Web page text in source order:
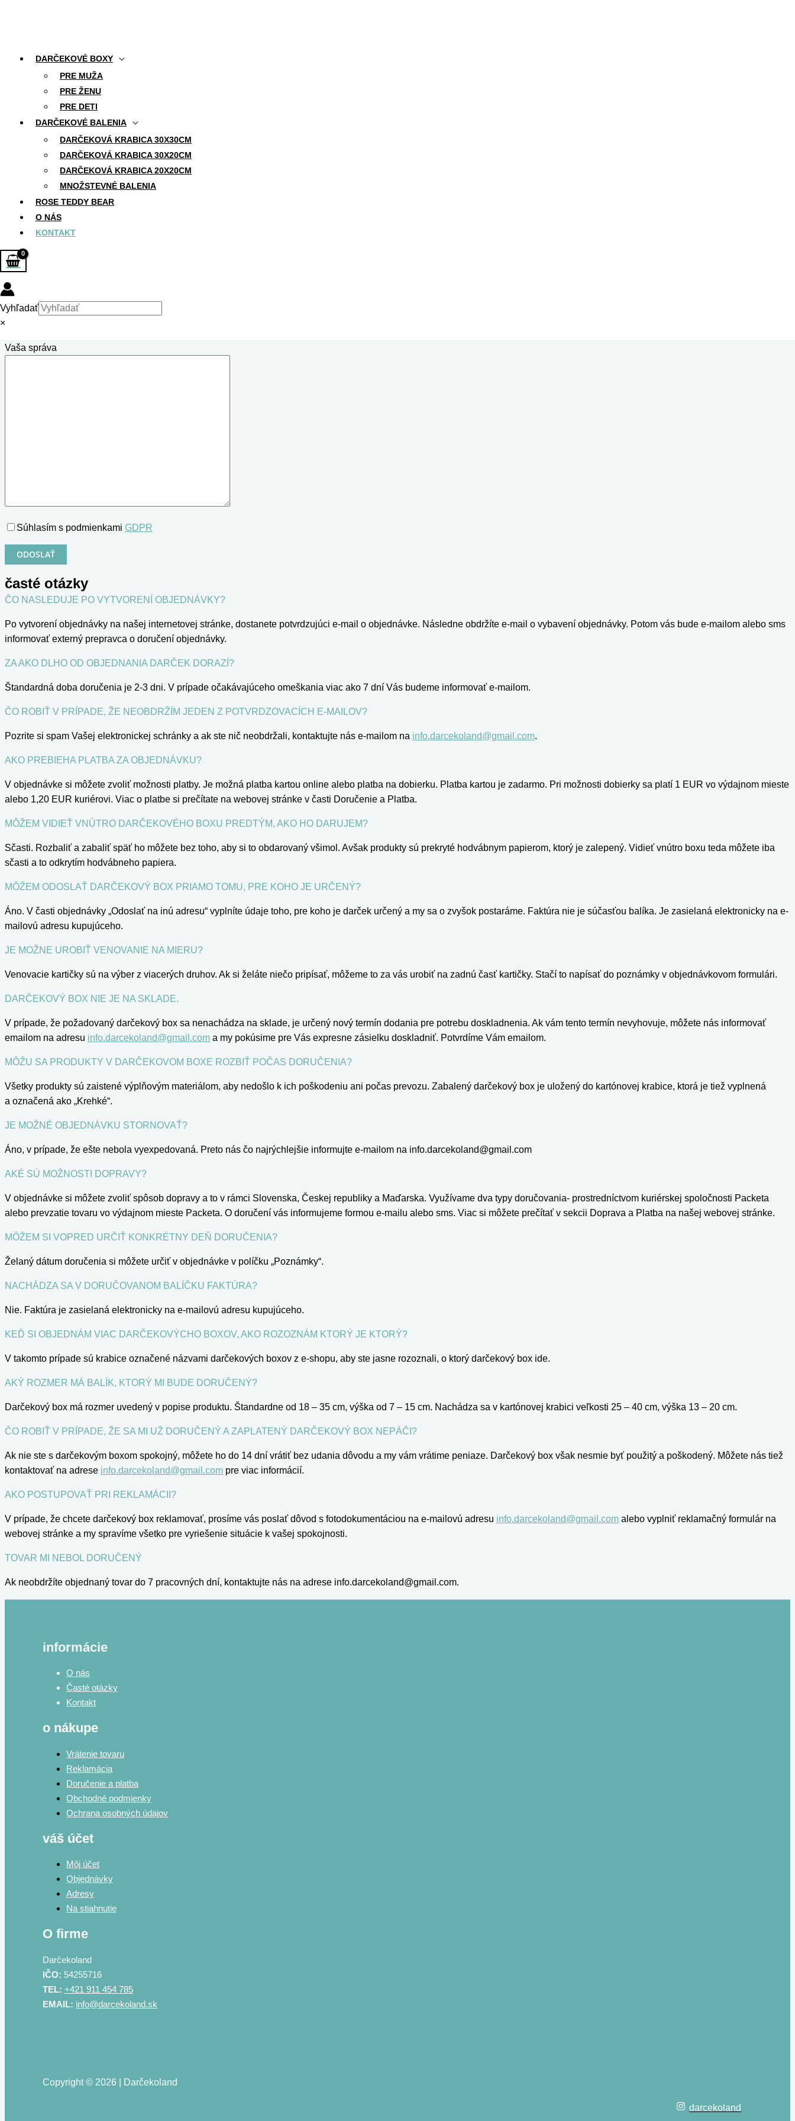
DARČEKOVÉ BOXY
PRE MUŽA
PRE ŽENU
PRE DETI
DARČEKOVÉ BALENIA
DARČEKOVÁ KRABICA 30X30CM
DARČEKOVÁ KRABICA 30X20CM
DARČEKOVÁ KRABICA 20X20CM
MNOŽSTEVNÉ BALENIA
ROSE TEDDY BEAR
O NÁS
KONTAKT
Vyhľadať
×
Kontakt
+421 911 454 785
info@darcekoland.sk
Napíšte nám
Vaše meno
Váš email
Vaša správa
Súhlasím s podmienkami GDPR
časté otázky
ČO NASLEDUJE PO VYTVORENÍ OBJEDNÁVKY?
Po vytvorení objednávky na našej internetovej stránke, dostanete potvrdzujúci e-mail o objednávke. Následne obdržíte e-mail o vybavení objednávky. Potom vás bude e-mailom alebo sms
informovať externý prepravca o doručení objednávky.
ZA AKO DLHO OD OBJEDNANIA DARČEK DORAZÍ?
Štandardná doba doručenia je 2-3 dni. V prípade očakávajúceho omeškania viac ako 7 dní Vás budeme informovať e-mailom.
ČO ROBIŤ V PRÍPADE, ŽE NEOBDRŽÍM JEDEN Z POTVRDZOVACÍCH E-MAILOV?
Pozrite si spam Vašej elektronickej schránky a ak ste nič neobdržali, kontaktujte nás e-mailom na info.darcekoland@gmail.com.
AKO PREBIEHA PLATBA ZA OBJEDNÁVKU?
V objednávke si môžete zvoliť možnosti platby. Je možná platba kartou online alebo platba na dobierku. Platba kartou je zadarmo. Pri možnosti dobierky sa platí 1 EUR vo výdajnom mieste
alebo 1,20 EUR kuriérovi. Viac o platbe si prečítate na webovej stránke v časti Doručenie a Platba.
MÔŽEM VIDIEŤ VNÚTRO DARČEKOVÉHO BOXU PREDTÝM, AKO HO DARUJEM?
Sčasti. Rozbaliť a zabaliť späť ho môžete bez toho, aby si to obdarovaný všimol. Avšak produkty sú prekryté hodvábnym papierom, ktorý je zalepený. Vidieť vnútro boxu teda môžete iba
sčasti a to odkrytím hodvábneho papiera.
MÔŽEM ODOSLAŤ DARČEKOVÝ BOX PRIAMO TOMU, PRE KOHO JE URČENÝ?
Áno. V časti objednávky „Odoslať na inú adresu“ vyplníte údaje toho, pre koho je darček určený a my sa o zvyšok postaráme. Faktúra nie je súčasťou balíka. Je zasielaná elektronicky na e-
mailovú adresu kupujúceho.
JE MOŽNE UROBIŤ VENOVANIE NA MIERU?
Venovacie kartičky sú na výber z viacerých druhov. Ak si želáte niečo pripísať, môžeme to za vás urobiť na zadnú časť kartičky. Stačí to napísať do poznámky v objednávkovom formulári.
DARČEKOVÝ BOX NIE JE NA SKLADE.
V prípade, že požadovaný darčekový box sa nenachádza na sklade, je určený nový termín dodania pre potrebu doskladnenia. Ak vám tento termín nevyhovuje, môžete nás informovať
emailom na adresu info.darcekoland@gmail.com a my pokúsime pre Vás expresne zásielku doskladniť. Potvrdíme Vám emailom.
MÔŽU SA PRODUKTY V DARČEKOVOM BOXE ROZBIŤ POČAS DORUČENIA?
Všetky produkty sú zaistené výplňovým materiálom, aby nedošlo k ich poškodeniu ani počas prevozu. Zabalený darčekový box je uložený do kartónovej krabice, ktorá je tiež vyplnená
a označená ako „Krehké“.
JE MOŽNÉ OBJEDNÁVKU STORNOVAŤ?
Áno, v prípade, že ešte nebola vyexpedovaná. Preto nás čo najrýchlejšie informujte e-mailom na info.darcekoland@gmail.com
AKÉ SÚ MOŽNOSTI DOPRAVY?
V objednávke si môžete zvoliť spôsob dopravy a to v rámci Slovenska, Českej republiky a Maďarska. Využívame dva typy doručovania- prostredníctvom kuriérskej spoločnosti Packeta
alebo prevzatie tovaru vo výdajnom mieste Packeta. O doručení vás informujeme formou e-mailu alebo sms. Viac si môžete prečítať v sekcii Doprava a Platba na našej webovej stránke.
MÔŽEM SI VOPRED URČIŤ KONKRÉTNY DEŇ DORUČENIA?
Želaný dátum doručenia si môžete určiť v objednávke v políčku „Poznámky“.
NACHÁDZA SA V DORUČOVANOM BALÍČKU FAKTÚRA?
Nie. Faktúra je zasielaná elektronicky na e-mailovú adresu kupujúceho.
KEĎ SI OBJEDNÁM VIAC DARČEKOVÝCHO BOXOV, AKO ROZOZNÁM KTORÝ JE KTORÝ?
V takomto prípade sú krabice označené názvami darčekových boxov z e-shopu, aby ste jasne rozoznali, o ktorý darčekový box ide.
AKÝ ROZMER MÁ BALÍK, KTORÝ MI BUDE DORUČENÝ?
Darčekový box má rozmer uvedený v popise produktu. Štandardne od 18 – 35 cm, výška od 7 – 15 cm. Nachádza sa v kartónovej krabici veľkosti 25 – 40 cm, výška 13 – 20 cm.
ČO ROBIŤ V PRÍPADE, ŽE SA MI UŽ DORUČENÝ A ZAPLATENÝ DARČEKOVÝ BOX NEPÁČI?
Ak nie ste s darčekovým boxom spokojný, môžete ho do 14 dní vrátiť bez udania dôvodu a my vám vrátime peniaze. Darčekový box však nesmie byť použitý a poškodený. Môžete nás tiež
kontaktovať na adrese info.darcekoland@gmail.com pre viac informácií.
AKO POSTUPOVAŤ PRI REKLAMÁCII?
V prípade, že chcete darčekový box reklamovať, prosíme vás poslať dôvod s fotodokumentáciou na e-mailovú adresu info.darcekoland@gmail.com alebo vyplniť reklamačný formulár na
webovej stránke a my spravíme všetko pre vyriešenie situácie k vašej spokojnosti.
TOVAR MI NEBOL DORUČENÝ
Ak neobdržíte objednaný tovar do 7 pracovných dní, kontaktujte nás na adrese info.darcekoland@gmail.com.
informácie
O nás
Časté otázky
Kontakt
o nákupe
Vrátenie tovaru
Reklamácia
Doručenie a platba
Obchodné podmienky
Ochrana osobných údajov
váš účet
Môj účet
Objednávky
Adresy
Na stiahnutie
O firme
Darčekoland
IČO: 54255716
TEL: +421 911 454 785
EMAIL: info@darcekoland.sk
Copyright © 2026 | Darčekoland
darcekoland